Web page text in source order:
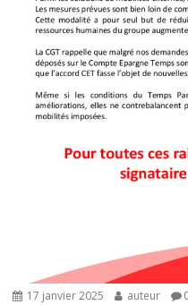
17 janvier 2025 auteur